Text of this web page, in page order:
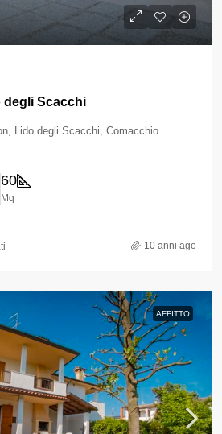
degli Scacchi
Lido degli Scacchi, Comacchio
60
Mq
10 anni ago
AFFITTO